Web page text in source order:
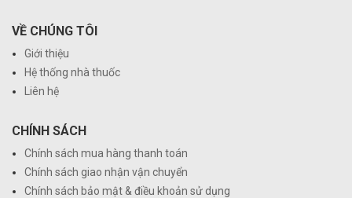
VỀ CHÚNG TÔI
Giới thiệu
Hệ thống nhà thuốc
Liên hệ
CHÍNH SÁCH
Chính sách mua hàng thanh toán
Chính sách giao nhận vận chuyển
Chính sách bảo mật & điều khoản sử dụng